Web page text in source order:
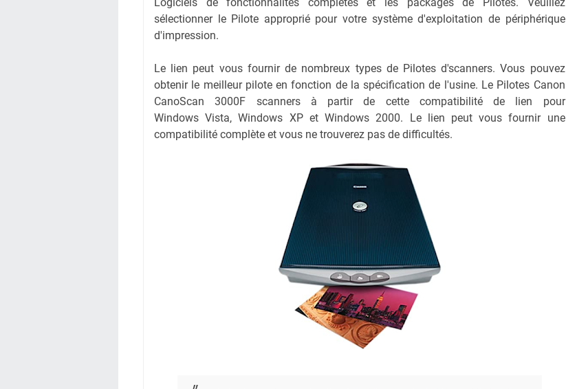
sélectionner le Pilote approprié pour votre système d'exploitation de périphérique
d'impression.
Le lien peut vous fournir de nombreux types de Pilotes d'scanners. Vous pouvez
obtenir le meilleur pilote en fonction de la spécification de l'usine. Le Pilotes Canon
CanoScan 3000F scanners à partir de cette compatibilité de lien pour
WindowsVista,Windows XP etWindows 2000. Le lien peut vous fournir une
compatibilité complète et vous ne trouverez pas de difficultés.